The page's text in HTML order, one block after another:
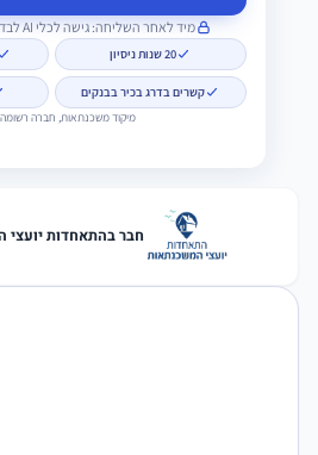
מיד לאחר השליחה: גישה לכלי AI לבדיקת תנאי המשכנתא.
20 שנות ניסיון
קשרים בדרג בכיר בבנקים
מיקוד משכנתאות, חברה
חבר בהתאחדות